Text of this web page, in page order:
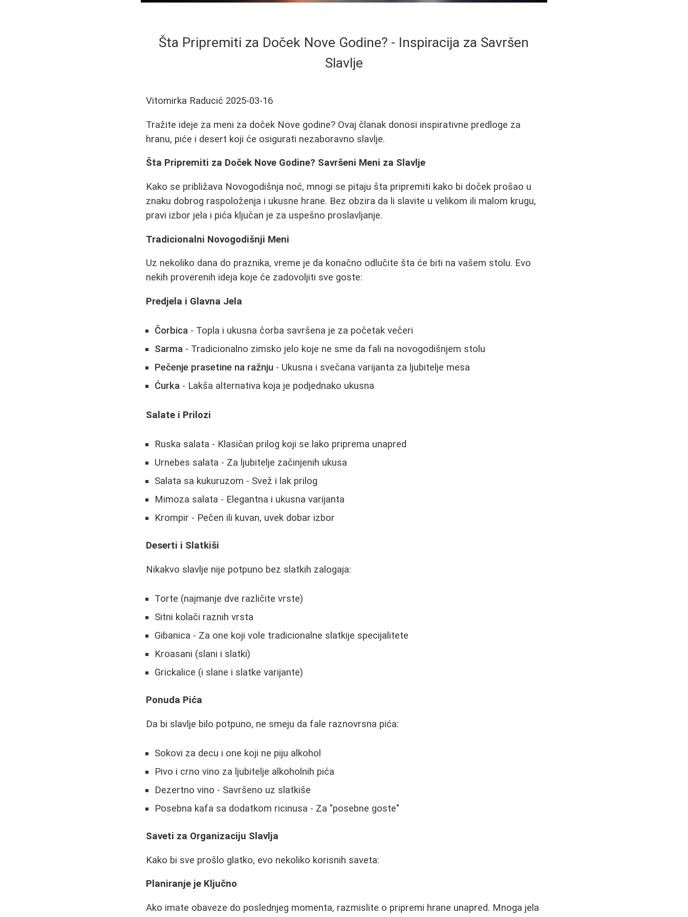
Šta Pripremiti za Doček Nove Godine? - Inspiracija za Savršen
Slavlje
Vitomirka Raducić 2025-03-16
Tražite ideje za meni za doček Nove godine? Ovaj članak donosi inspirativne predloge za
hranu, piće i desert koji će osigurati nezaboravno slavlje.
Šta Pripremiti za Doček Nove Godine? Savršeni Meni za Slavlje
Kako se približava Novogodišnja noć, mnogi se pitaju šta pripremiti kako bi doček prošao u
znaku dobrog raspoloženja i ukusne hrane. Bez obzira da li slavite u velikom ili malom krugu,
pravi izbor jela i pića ključan je za uspešno proslavljanje.
Tradicionalni Novogodišnji Meni
Uz nekoliko dana do praznika, vreme je da konačno odlučite šta će biti na vašem stolu. Evo
nekih proverenih ideja koje će zadovoljiti sve goste:
Predjela i Glavna Jela
Čorbica - Topla i ukusna čorba savršena je za početak večeri
Sarma - Tradicionalno zimsko jelo koje ne sme da fali na novogodišnjem stolu
Pečenje prasetine na ražnju - Ukusna i svečana varijanta za ljubitelje mesa
Ćurka - Lakša alternativa koja je podjednako ukusna
Salate i Prilozi
Ruska salata - Klasičan prilog koji se lako priprema unapred
Urnebes salata - Za ljubitelje začinjenih ukusa
Salata sa kukuruzom - Svež i lak prilog
Mimoza salata - Elegantna i ukusna varijanta
Krompir - Pečen ili kuvan, uvek dobar izbor
Deserti i Slatkiši
Nikakvo slavlje nije potpuno bez slatkih zalogaja:
Torte (najmanje dve različite vrste)
Sitni kolači raznih vrsta
Gibanica - Za one koji vole tradicionalne slatkije specijalitete
Kroasani (slani i slatki)
Grickalice (i slane i slatke varijante)
Ponuda Pića
Da bi slavlje bilo potpuno, ne smeju da fale raznovrsna pića:
Sokovi za decu i one koji ne piju alkohol
Pivo i crno vino za ljubitelje alkoholnih pića
Dezertno vino - Savršeno uz slatkiše
Posebna kafa sa dodatkom ricinusa - Za "posebne goste"
Saveti za Organizaciju Slavlja
Kako bi sve prošlo glatko, evo nekoliko korisnih saveta:
Planiranje je Ključno
Ako imate obaveze do poslednjeg momenta, razmislite o pripremi hrane unapred. Mnoga jela